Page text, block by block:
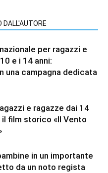
DALL'AUTORE
per ragazzi e
e i 14 anni:
una campagna dedicata
e ragazze dai 14
il film storico «Il Vento
in un importante
da un noto regista